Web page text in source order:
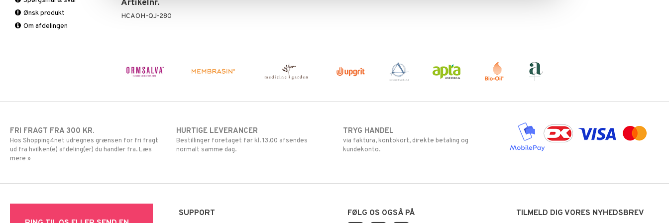
Artikelnr.
HCAOH-QJ-280
Urinveje
Fedtforbrænding
Måltidserstatning
Øvrige
B vitaminer
Børn
C vitaminer
Ønsk produkt
Om afdelingen
FRI FRAGT FRA 300 KR.
Hos Shopping4net udregnes grænsen for fri fragt
ud fra hvilken(e) afdeling(er) du handler fra. Læs
mere »
HURTIGE LEVERANCER
Bestillinger foretaget før kl. 13.00 afsendes
normalt samme dag.
TRYG HANDEL
via faktura, kontokort, direkte betaling og
kundekonto.
SUPPORT FØLG OS OGSÅ PÅ TILMELD DIG VORES NYHEDSBREV